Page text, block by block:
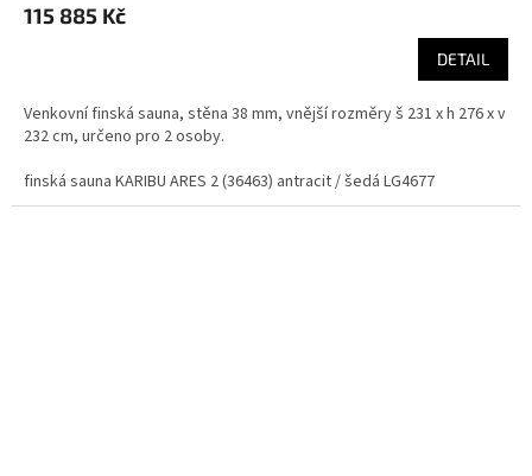
115 885 Kč
DETAIL
Venkovní finská sauna, stěna 38 mm, vnější rozměry š 231 x h 276 x v
232 cm, určeno pro 2 osoby.
finská sauna KARIBU ARES 2 (36463) antracit / šedá LG4677